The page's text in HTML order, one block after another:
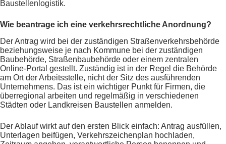
Baustellenlogistik.
Wie beantrage ich eine verkehrsrechtliche Anordnung?
Der Antrag wird bei der zuständigen Straßenverkehrsbehörde
beziehungsweise je nach Kommune bei der zuständigen
Baubehörde, Straßenbaubehörde oder einem zentralen
Online-Portal gestellt. Zuständig ist in der Regel die Behörde
am Ort der Arbeitsstelle, nicht der Sitz des ausführenden
Unternehmens. Das ist ein wichtiger Punkt für Firmen, die
überregional arbeiten und regelmäßig in verschiedenen
Städten oder Landkreisen Baustellen anmelden.
Der Ablauf wirkt auf den ersten Blick einfach: Antrag ausfüllen,
Unterlagen beifügen, Verkehrszeichenplan hochladen,